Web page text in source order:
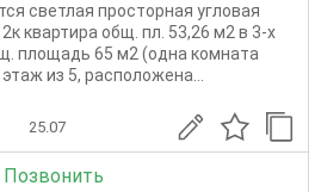
светлая просторная угловая
квартира общ. пл. 53,26 м2 в 3-х
площадь 65 м2 (одна комната
из 5, расположена...
25.07
Позвонить